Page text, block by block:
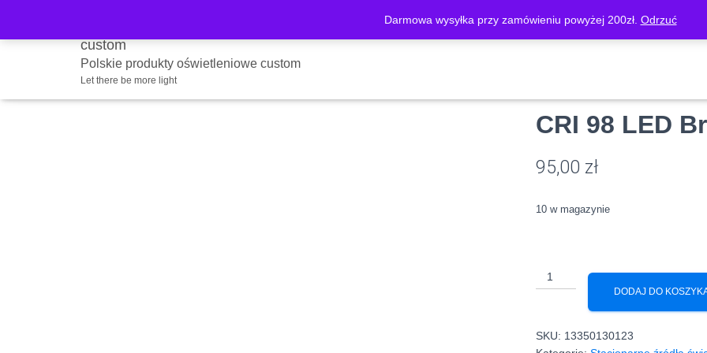
Darmowa wysyłka przy zamówieniu powyżej 200zł. Odrzuć
Polskie produkty oświetleniowe custom
Let there be more light
O FIRMIE SKLEP MOJE KONTO KOSZYK
Strona główna/Sklep/Stacjonarne źródła światła THRIVE 98 CRI/Źródła światła THRIVE 98 CRI mocowanie GU10/ Polski produkt
Polski
CRI 98 LED
95,00 zł
10 w magazynie
ilość
Polski
11W
DODAJ DO
SKU: 13350130123